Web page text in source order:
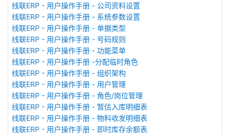
线联ERP - 用户操作手册 - 公司资料设置
线联ERP - 用户操作手册 - 系统参数设置
线联ERP - 用户操作手册 - 单据类型
线联ERP - 用户操作手册 - 号码规则
线联ERP - 用户操作手册 - 功能菜单
线联ERP - 用户操作手册 -分配临时角色
线联ERP - 用户操作手册 - 组织架构
线联ERP - 用户操作手册 - 用户管理
线联ERP - 用户操作手册 - 角色/岗位管理
线联ERP - 用户操作手册 - 暂估入库明细表
线联ERP - 用户操作手册 - 物料收发明细表
线联ERP - 用户操作手册 - 即时库存余额表